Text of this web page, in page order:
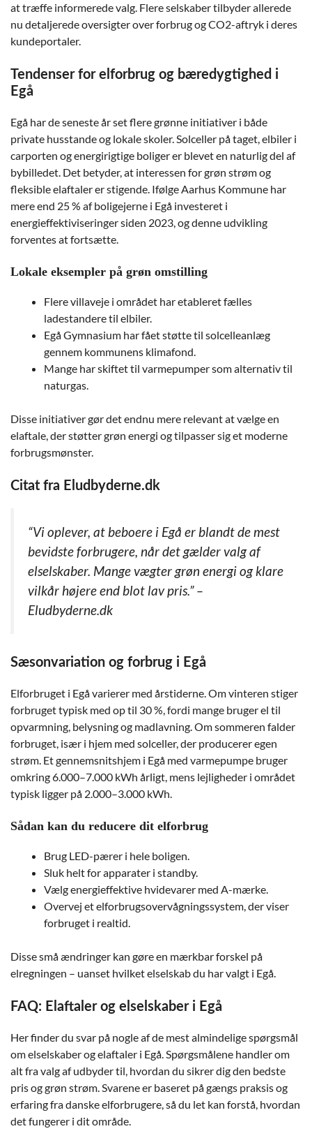
at træffe informerede valg. Flere selskaber tilbyder allerede
nu detaljerede oversigter over forbrug og CO2-aftryk i deres
kundeportaler.
Tendenser for elforbrug og bæredygtighed i
Egå
Egå har de seneste år set flere grønne initiativer i både
private husstande og lokale skoler. Solceller på taget, elbiler i
carporten og energirigtige boliger er blevet en naturlig del af
bybilledet. Det betyder, at interessen for grøn strøm og
fleksible elaftaler er stigende. Ifølge Aarhus Kommune har
mere end 25 % af boligejerne i Egå investeret i
energieffektiviseringer siden 2023, og denne udvikling
forventes at fortsætte.
Lokale eksempler på grøn omstilling
Flere villaveje i området har etableret fælles
ladestandere til elbiler.
Egå Gymnasium har fået støtte til solcelleanlæg
gennem kommunens klimafond.
Mange har skiftet til varmepumper som alternativ til
naturgas.
Disse initiativer gør det endnu mere relevant at vælge en
elaftale, der støtter grøn energi og tilpasser sig et moderne
forbrugsmønster.
Citat fra Eludbyderne.dk
“Vi oplever, at beboere i Egå er blandt de mest
bevidste forbrugere, når det gælder valg af
elselskaber. Mange vægter grøn energi og klare
vilkår højere end blot lav pris.” –
Eludbyderne.dk
Sæsonvariation og forbrug i Egå
Elforbruget i Egå varierer med årstiderne. Om vinteren stiger
forbruget typisk med op til 30 %, fordi mange bruger el til
opvarmning, belysning og madlavning. Om sommeren falder
forbruget, især i hjem med solceller, der producerer egen
strøm. Et gennemsnitshjem i Egå med varmepumpe bruger
omkring 6.000–7.000 kWh årligt, mens lejligheder i området
typisk ligger på 2.000–3.000 kWh.
Sådan kan du reducere dit elforbrug
Brug LED-pærer i hele boligen.
Sluk helt for apparater i standby.
Vælg energieffektive hvidevarer med A-mærke.
Overvej et elforbrugsovervågningssystem, der viser
forbruget i realtid.
Disse små ændringer kan gøre en mærkbar forskel på
elregningen – uanset hvilket elselskab du har valgt i Egå.
FAQ: Elaftaler og elselskaber i Egå
Her finder du svar på nogle af de mest almindelige spørgsmål
om elselskaber og elaftaler i Egå. Spørgsmålene handler om
alt fra valg af udbyder til, hvordan du sikrer dig den bedste
pris og grøn strøm. Svarene er baseret på gængs praksis og
erfaring fra danske elforbrugere, så du let kan forstå, hvordan
det fungerer i dit område.